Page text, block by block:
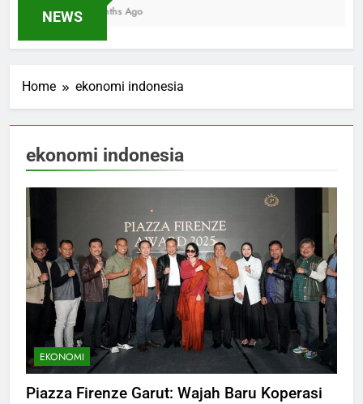
NEWS4 Months Ago
Home ekonomi indonesia
ekonomi indonesia
EKONOMI
Piazza Firenze Garut: Wajah Baru Koperasi